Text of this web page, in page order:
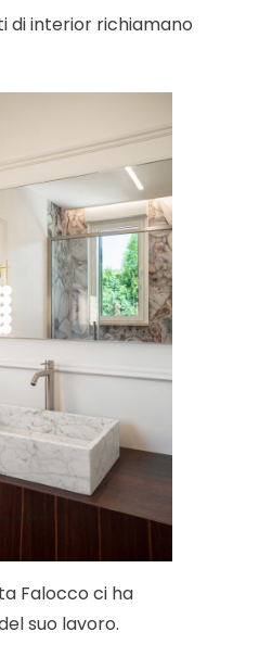
di interior richiamano
Falocco ci ha
suo lavoro.